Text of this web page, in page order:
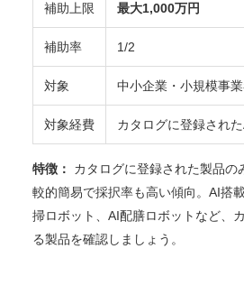
補助上限 最大1,000万円
補助率 1/2
対象 中小企業・小規模事
対象経費 カタログに登録され
特徴：
カタログに登録された製品の
較的簡易で採択率も高い傾向。AI搭
掃ロボット、AI配膳ロボットなど、
る製品を確認しましょう。